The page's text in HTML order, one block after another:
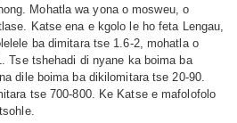
Mohatla wa yona o mosweu, o
Katse ena e kgolo le ho feta Lengau,
ba dimitara tse 1.6-2, mohatla o
Tse tshehadi di nyane ka boima ba
dile boima ba dikilomitara tse 20-90.
tse 700-800. Ke Katse e mafolofolo